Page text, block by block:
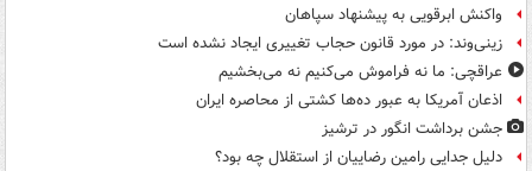
واکنش ابرقویی به پیشنهاد سپاهان
زینی‌وند: در مورد قانون حجاب تغییری ایجاد نشده است
عراقچی: ما نه فراموش می‌کنیم نه می‌بخشیم
اذعان آمریکا به عبور ده‌ها کشتی از محاصره ایران
جشن برداشت انگور در ترشیز
دلیل جدایی رامین رضاییان از استقلال چه بود؟